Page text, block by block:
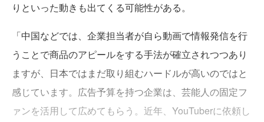
りといった動きも出てくる可能性がある。
「中国などでは、企業担当者が自ら動画で情報発信を行
うことで商品のアピールをする手法が確立されつつあり
ますが、日本ではまだ取り組むハードルが高いのではと
感じています。広告予算を持つ企業は、芸能人の固定フ
ァンを活用して広めてもらう。近年、YouTuberに依頼し